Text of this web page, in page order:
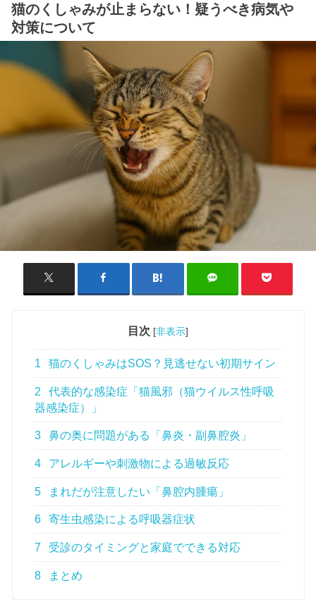
猫のくしゃみが止まらない！疑うべき病気や
対策について
目次 [非表示]
1 猫のくしゃみはSOS？見逃せない初期サイン
2
代表的な感染症「猫風邪（猫ウイルス性呼吸
器感染症）」
3 鼻の奥に問題がある「鼻炎・副鼻腔炎」
4 アレルギーや刺激物による過敏反応
5 まれだが注意したい「鼻腔内腫瘍」
6 寄生虫感染による呼吸器症状
7 受診のタイミングと家庭でできる対応
8 まとめ